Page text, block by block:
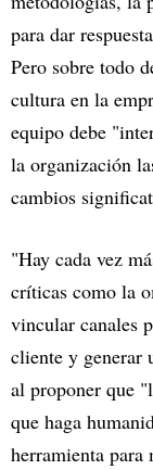
para dar
Pero sobre todo
cultura en la
equipo debe
la organización
cambios
"Hay cada vez
críticas como la
vincular canales
cliente y generar
al proponer que
que haga
herramienta para